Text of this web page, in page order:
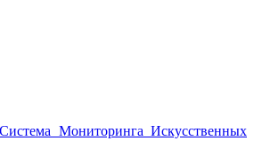
Мониторинга Искусственных